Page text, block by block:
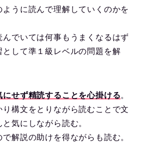
うに読んで理解していくのかを
でいては何事もうまくなるはず
として準１級レベルの問題を解
にせず精読することを心掛ける。
構文をとりながら読むことで文
気にしながら読む。
解説の助けを得ながらも読む。